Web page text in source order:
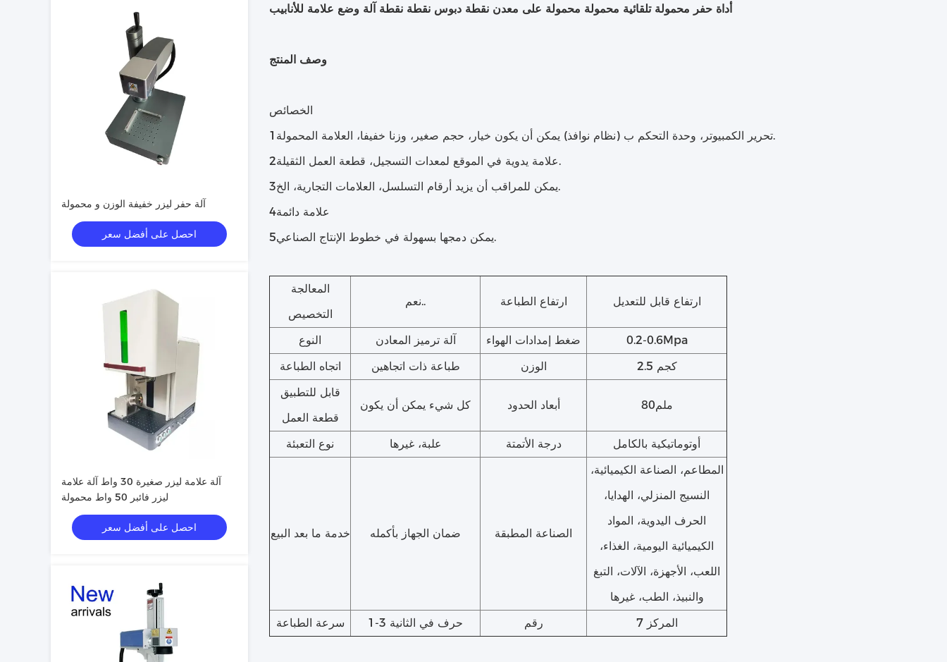
آلة حفر ليزر خفيفة الوزن و محمولة
احصل على أفضل سعر
آلة علامة ليزر صغيرة 30 واط آلة علامة
ليزر فائبر 50 واط محمولة
احصل على أفضل سعر
أداة حفر محمولة تلقائية محمولة محمولة على معدن نقطة دبوس نقطة نقطة آلة وضع علامة للأنابيب
وصف المنتج
الخصائص
1تحرير الكمبيوتر، وحدة التحكم ب (نظام نوافذ) يمكن أن يكون خيار، حجم صغير، وزنا خفيفا، العلامة المحمولة.
2علامة يدوية في الموقع لمعدات التسجيل، قطعة العمل الثقيلة.
3يمكن للمراقب أن يزيد أرقام التسلسل، العلامات التجارية، الخ.
4علامة دائمة
5يمكن دمجها بسهولة في خطوط الإنتاج الصناعي.
المعالجة
التخصيص
نعم.. ارتفاع الطباعة ارتفاع قابل للتعديل
النوع آلة ترميز المعادن ضغط إمدادات الهواء
0.2-0.6Mpa
اتجاه الطباعة
طباعة ذات اتجاهين الوزن
2.5 كجم
قابل للتطبيق
قطعة العمل
كل شيء يمكن أن يكون أبعاد الحدود 80ملم
نوع التعبئة علبة، غيرها درجة الأتمتة أوتوماتيكية بالكامل
خدمة ما بعد البيع ضمان الجهاز بأكمله الصناعة المطبقة
المطاعم، الصناعة الكيميائية،
النسيج المنزلي، الهدايا،
الحرف اليدوية، المواد
الكيميائية اليومية، الغذاء،
اللعب، الأجهزة، الآلات، التبغ
والنبيذ، الطب، غيرها
سرعة الطباعة
1-3 حرف في الثانية رقم المركز 7